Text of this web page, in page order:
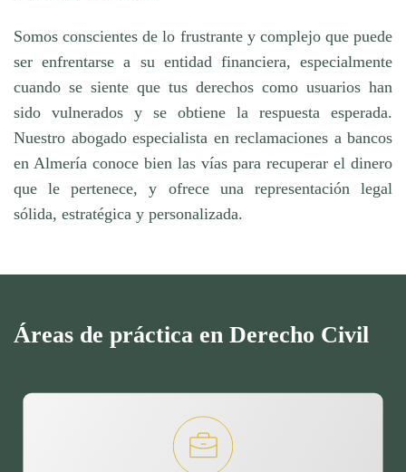
Somos conscientes de lo frustrante y complejo que puede
ser enfrentarse a su entidad financiera, especialmente
cuando se siente que tus derechos como usuarios han
sido vulnerados y se obtiene la respuesta esperada.
Nuestro abogado especialista en reclamaciones a bancos
en Almería conoce bien las vías para recuperar el dinero
que le pertenece, y ofrece una representación legal
sólida, estratégica y personalizada.
Áreas de práctica en Derecho Civil